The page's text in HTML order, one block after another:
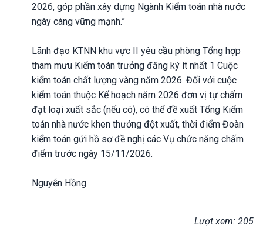
2026, góp phần xây dựng Ngành Kiểm toán nhà nước
ngày càng vững mạnh.”
Lãnh đạo KTNN khu vực II yêu cầu phòng Tổng hợp
tham mưu Kiểm toán trưởng đăng ký ít nhất 1 Cuộc
kiểm toán chất lượng vàng năm 2026. Đối với cuộc
kiểm toán thuộc Kế hoạch năm 2026 đơn vị tự chấm
đạt loại xuất sắc (nếu có), có thể đề xuất Tổng Kiểm
toán nhà nước khen thưởng đột xuất, thời điểm Đoàn
kiểm toán gửi hồ sơ đề nghị các Vụ chức năng chấm
điểm trước ngày 15/11/2026.
Nguyễn Hồng
Lượt xem: 205